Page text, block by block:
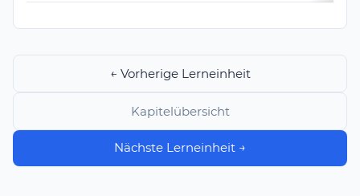
← Vorherige Lerneinheit
Kapitelübersicht
Nächste Lerneinheit →